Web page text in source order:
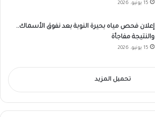
15 يونيو، 2026
إعلان فحص مياه بحيرة النوبة بعد نفوق الأسماك..
والنتيجة مفاجأة
15 يونيو، 2026
تحميل المزيد